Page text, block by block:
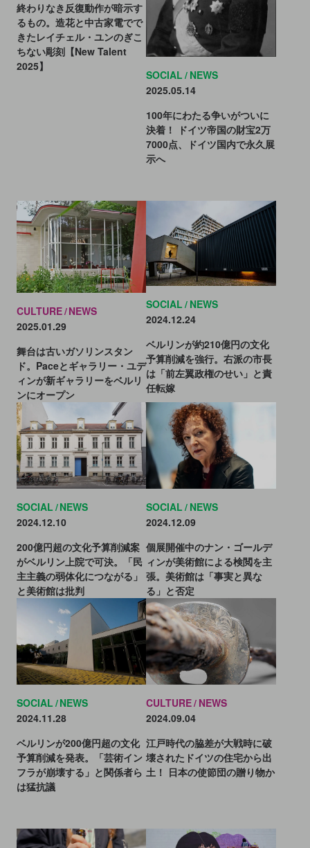
終わりなき反復動作が暗示す
るもの。造花と中古家電でで
きたレイチェル・ユンのぎこ
ちない彫刻【New Talent
2025】
SOCIAL NEWS
2025.05.14
100年にわたる争いがついに
決着！ ドイツ帝国の財宝2万
7000点、ドイツ国内で永久展
示へ
CULTURE NEWS
2025.01.29
舞台は古いガソリンスタン
ド。Paceとギャラリー・ユデ
ィンが新ギャラリーをベルリ
ンにオープン
SOCIAL NEWS
2024.12.24
ベルリンが約210億円の文化
予算削減を強行。右派の市長
は「前左翼政権のせい」と責
任転嫁
SOCIAL NEWS
2024.12.10
200億円超の文化予算削減案
がベルリン上院で可決。「民
主主義の弱体化につながる」
と美術館は批判
SOCIAL NEWS
2024.12.09
個展開催中のナン・ゴールデ
ィンが美術館による検閲を主
張。美術館は「事実と異な
る」と否定
SOCIAL NEWS
2024.11.28
ベルリンが200億円超の文化
予算削減を発表。「芸術イン
フラが崩壊する」と関係者ら
は猛抗議
CULTURE NEWS
2024.09.04
江戸時代の脇差が大戦時に破
壊されたドイツの住宅から出
土！ 日本の使節団の贈り物か